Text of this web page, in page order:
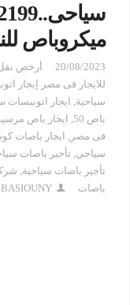
ميكروباص
20/08/2023 أرخص
للايجار فى مصر إيجار
سياحية, ايجار اتوبيسات
باص 50
, ايجار باص
فى مصر , ايجار باصات
سياحي, تأجير باصات
تأجير باصات سياحية,
باصات